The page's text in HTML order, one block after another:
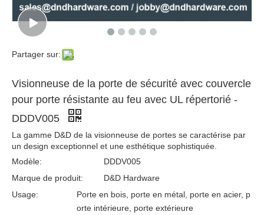
Partager sur:
Visionneuse de la porte de sécurité avec couvercle
pour porte résistante au feu avec UL répertorié -
DDDV005
La gamme D&D de la visionneuse de portes se caractérise par
un design exceptionnel et une esthétique sophistiquée.
Modèle:
DDDV005
Marque de produit:
D&D Hardware
Usage:
Porte en bois, porte en métal, porte en acier, p
orte intérieure, porte extérieure